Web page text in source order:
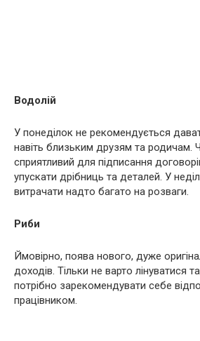
Водолій
У понеділок не рекомендується
навіть близьким друзям та родичам.
сприятливий для підписання
упускати дрібниць та деталей. У
витрачати надто багато на розваги.
Риби
Ймовірно, поява нового, дуже
доходів. Тільки не варто лінуватися
потрібно зарекомендувати себе
працівником.